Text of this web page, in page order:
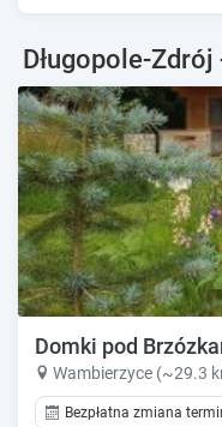
Długopole-
Domki pod
Wambierzyce (~29.3
Bezpłatna zmiana